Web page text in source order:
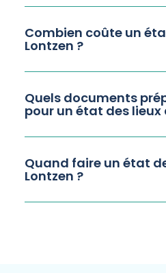
Combien coûte un
Lontzen ?
Quels documents
pour un état des lieux
Quand faire un état
Lontzen ?